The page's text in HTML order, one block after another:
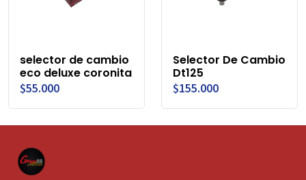
selector de cambio
eco deluxe coronita
$55.000
Selector De Cambio
Dt125
$155.000